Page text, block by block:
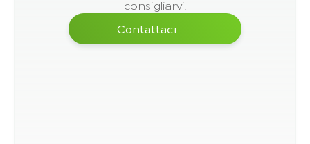
consigliarvi.
Contattaci